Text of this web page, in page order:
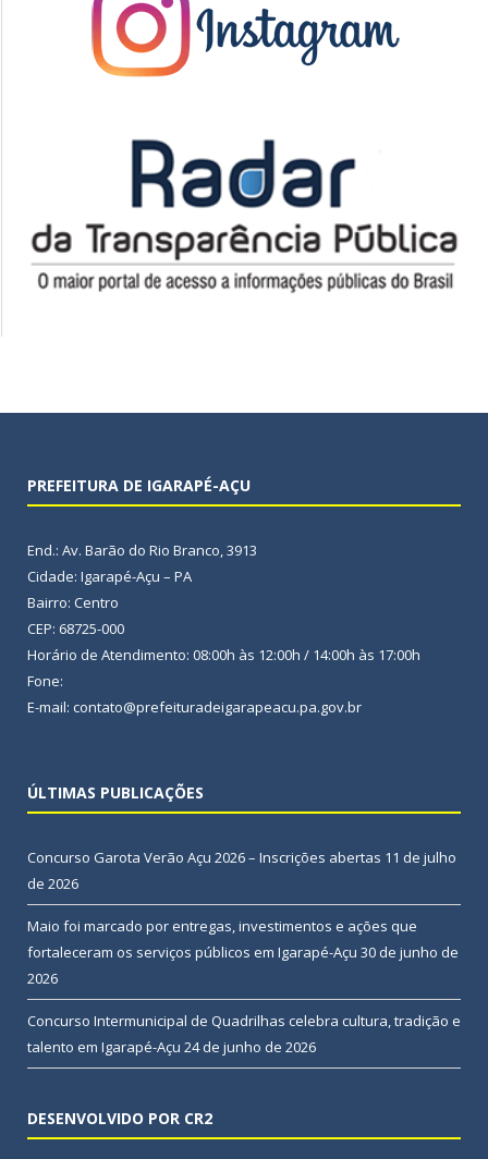
PREFEITURA DE IGARAPÉ-AÇU
End.: Av. Barão do Rio Branco, 3913
Cidade: Igarapé-Açu – PA
Bairro: Centro
CEP: 68725-000
Horário de Atendimento: 08:00h às 12:00h / 14:00h às 17:00h
Fone:
E-mail: contato@prefeituradeigarapeacu.pa.gov.br
ÚLTIMAS PUBLICAÇÕES
Concurso Garota Verão Açu 2026 – Inscrições abertas 11 de julho
de 2026
Maio foi marcado por entregas, investimentos e ações que
fortaleceram os serviços públicos em Igarapé-Açu 30 de junho de
2026
Concurso Intermunicipal de Quadrilhas celebra cultura, tradição e
talento em Igarapé-Açu 24 de junho de 2026
DESENVOLVIDO POR CR2